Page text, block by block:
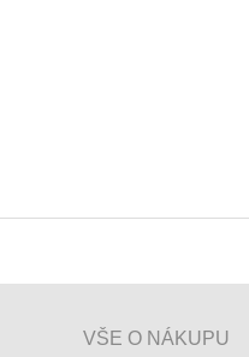
VŠE O NÁKUPU